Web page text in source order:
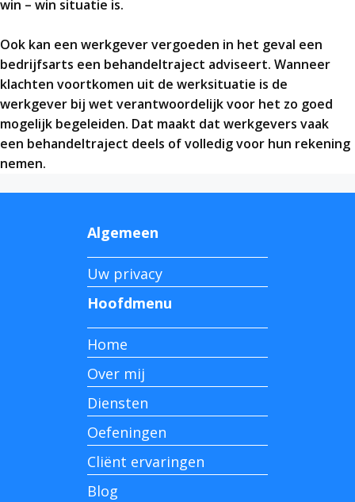
win – win situatie is.
Ook kan een werkgever vergoeden in het geval een
bedrijfsarts een behandeltraject adviseert. Wanneer
klachten voortkomen uit de werksituatie is de
werkgever bij wet verantwoordelijk voor het zo goed
mogelijk begeleiden. Dat maakt dat werkgevers vaak
een behandeltraject deels of volledig voor hun rekening
nemen.
Algemeen
Uw privacy
Hoofdmenu
Home
Over mij
Diensten
Oefeningen
Cliënt ervaringen
Blog